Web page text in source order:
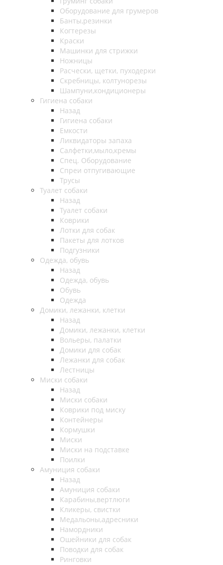
Оборудование для грумеров
Банты,резинки
Когтерезы
Краски
Машинки для стрижки
Ножницы
Расчески, щетки, пуходерки
Скребницы, колтунорезы
Шампуни,кондиционеры
Гигиена собаки
Назад
Гигиена собаки
Емкости
Ликвидаторы запаха
Салфетки,мыло,кремы
Спец. Оборудование
Спреи отпугивающие
Трусы
Туалет собаки
Назад
Туалет собаки
Коврики
Лотки для собак
Пакеты для лотков
Подгузники
Одежда, обувь
Назад
Одежда, обувь
Обувь
Одежда
Домики, лежанки, клетки
Назад
Домики, лежанки, клетки
Вольеры, палатки
Домики для собак
Лежанки для собак
Лестницы
Миски собаки
Назад
Миски собаки
Коврики под миску
Контейнеры
Кормушки
Миски
Миски на подставке
Поилки
Амуниция собаки
Назад
Амуниция собаки
Карабины,вертлюги
Кликеры, свистки
Медальоны,адресники
Намордники
Ошейники для собак
Поводки для собак
Ринговки